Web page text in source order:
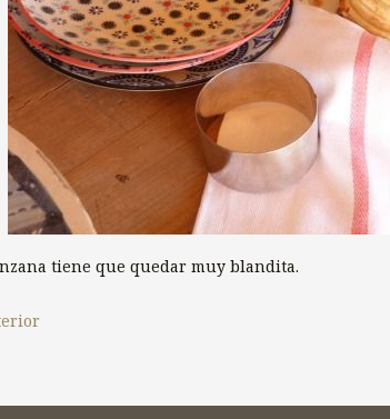
tiene que quedar muy blandita.